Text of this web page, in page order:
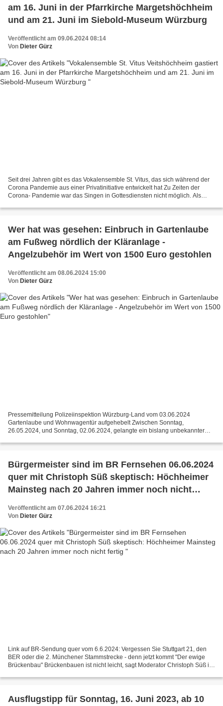
am 16. Juni in der Pfarrkirche Margetshöchheim
und am 21. Juni im Siebold-Museum Würzburg
Veröffentlicht am 09.06.2024 08:14
Von Dieter Gürz
Seit drei Jahren gibt es das Vokalensemble St. Vitus, das sich während der
Corona Pandemie aus einer Privatinitiative entwickelt hat Zu Zeiten der
Corona- Pandemie war das Singen in Gottesdiensten nicht möglich. Als
Wer hat was gesehen: Einbruch in Gartenlaube
am Fußweg nördlich der Kläranlage -
Angelzubehör im Wert von 1500 Euro gestohlen
Veröffentlicht am 08.06.2024 15:00
Von Dieter Gürz
Pressemitteilung Polizeiinspektion Würzburg-Land vom 03.06.2024
Gartenlaube und Wohnwagentür aufgehebelt Zwischen Sonntag,
26.05.2024, und Sonntag, 02.06.2024, gelangte ein bislang unbekannter
Bürgermeister sind im BR Fernsehen 06.06.2024
quer mit Christoph Süß skeptisch: Höchheimer
Mainsteg nach 20 Jahren immer noch nicht
Veröffentlicht am 07.06.2024 16:21
Von Dieter Gürz
Link auf BR-Sendung quer vom 6.6.2024: Vergessen Sie Stuttgart 21, den
BER oder die 2. Münchener Stammstrecke - denn jetzt kommt "Der ewige
Brückenbau" Brückenbauen ist nicht leicht, sagt Moderator Christoph Süß in
Ausflugstipp für Sonntag, 16. Juni 2023, ab 10